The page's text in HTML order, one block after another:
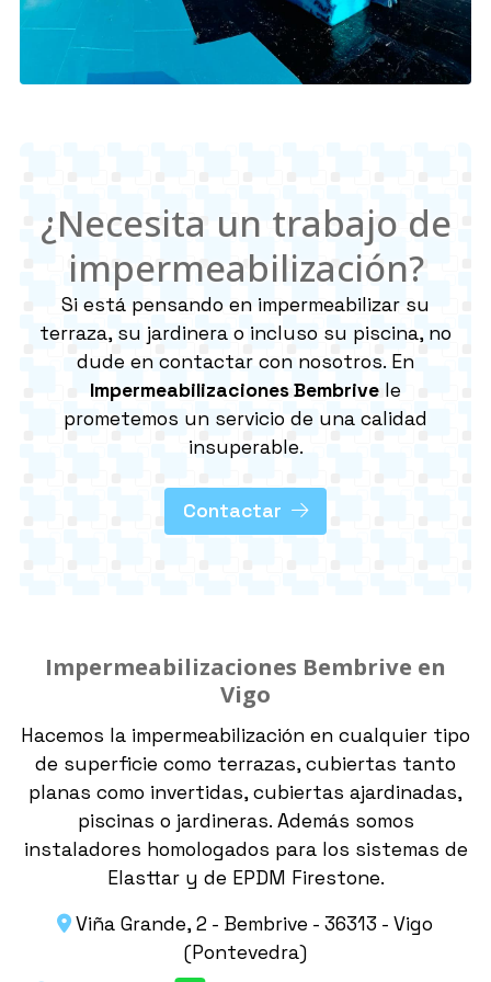
revisión previa de la superficie, limpieza y
rehabilitación de la misma...Contacte con
nosotrospara más información.
¿Necesita un trabajo de
impermeabilización?
Si está pensando en impermeabilizar su
terraza, su jardinera o incluso su piscina, no
dude en contactar con nosotros. En
Impermeabilizaciones Bembrive le
prometemos un servicio de una calidad
insuperable.
Contactar
Impermeabilizaciones Bembrive en
Vigo
Hacemos la impermeabilización en cualquier tipo
de superficie como terrazas, cubiertas tanto
planas como invertidas, cubiertas ajardinadas,
piscinas o jardineras. Además somos
instaladores homologados para los sistemas de
Elasttar y de EPDM Firestone.
Viña Grande, 2 - Bembrive - 36313 - Vigo
(Pontevedra)